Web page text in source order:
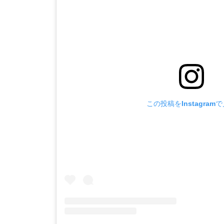
この投稿をInstagramで